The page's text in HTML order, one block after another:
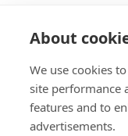
und
einer
About
We use cookies
site performance
features and to
advertisements.